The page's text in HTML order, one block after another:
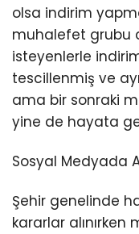
olsa indirim
muhalefet grubu
isteyenlerle
tescillenmiş ve
ama bir sonraki
yine de hayata
Sosyal Medyada
Şehir genelinde
kararlar